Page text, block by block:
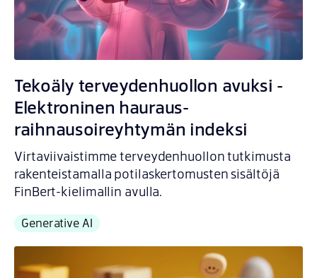
Tekoäly terveydenhuollon avuksi -
Elektroninen hauraus-
raihnausoireyhtymän indeksi
Virtaviivaistimme terveydenhuollon tutkimusta
rakenteistamalla potilaskertomusten sisältöjä
FinBert-kielimallin avulla.
Generative AI